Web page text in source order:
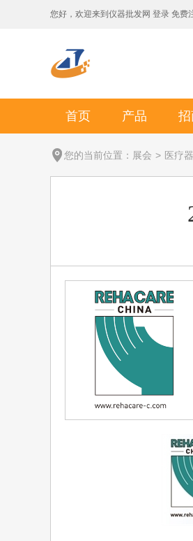
您好，欢迎来到 仪器批发网 登录 免费
首页 产品
您的当前位置： 展会 > 医疗